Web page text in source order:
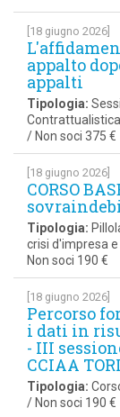
[18 giugno 2026]
appalto
appalti
Tipologia:
/ Non soci 375 €
[18 giugno 2026]
CORSO
Tipologia:
crisi d'impresa
Non soci 190 €
[18 giugno 2026]
Percorso
i dati in
- III
CCIAA
Tipologia:
/ Non soci 190 €